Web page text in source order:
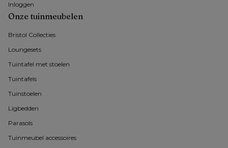
Onze tuinmeubelen
Bristol Collecties
Loungesets
Tuintafel met stoelen
Tuintafels
Tuinstoelen
Ligbedden
Parasols
Tuinmeubel accessoires
Inloggen